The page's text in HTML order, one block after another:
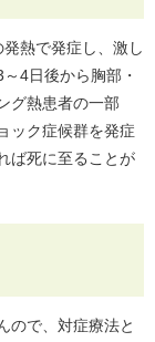
熱で発症し、激し
4日後から胸部・
グ熱患者の一部
ック症候群を発症
ば死に至ることが
ので、対症療法と